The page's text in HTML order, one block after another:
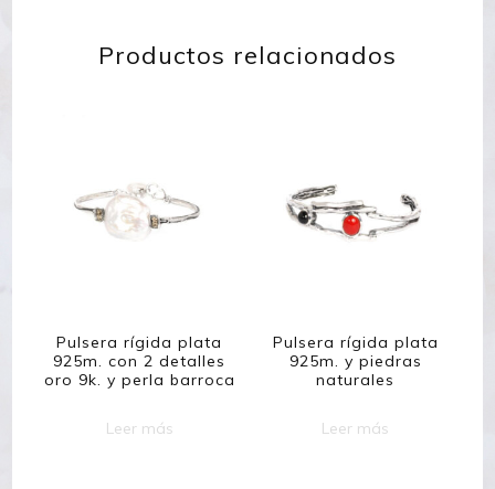
Productos relacionados
Pulsera rígida plata
925m. con 2 detalles
oro 9k. y perla barroca
Leer más
Pulsera rígida plata
925m. y piedras
naturales
Leer más